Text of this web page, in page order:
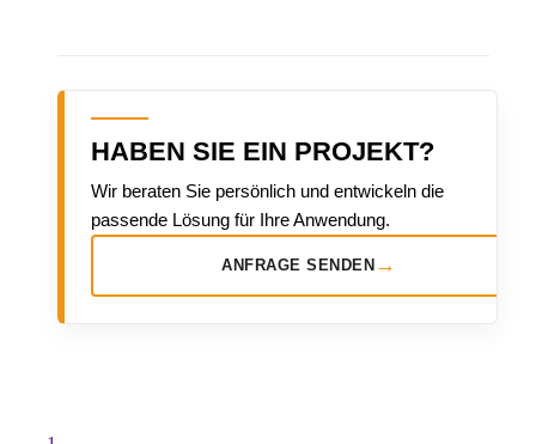
HABEN SIE EIN PROJEKT?
Wir beraten Sie persönlich und entwickeln die
passende Lösung für Ihre Anwendung.
ANFRAGE SENDEN →